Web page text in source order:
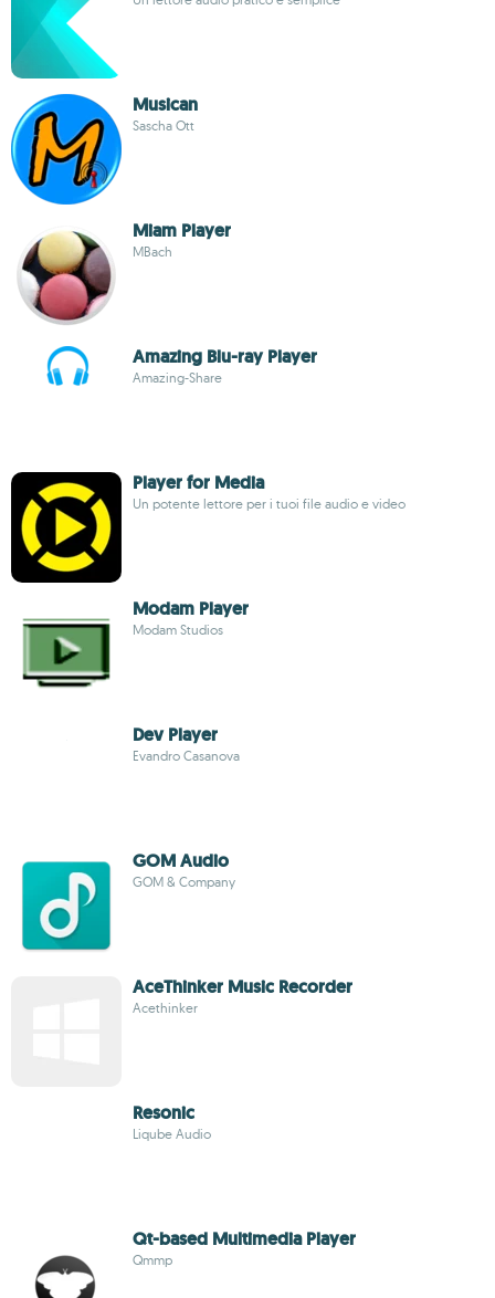
Musican
Sascha Ott
Miam Player
MBach
Amazing Blu-ray Player
Amazing-Share
Player for Media
Un potente lettore per i tuoi file audio e video
Modam Player
Modam Studios
Dev Player
Evandro Casanova
GOM Audio
GOM & Company
AceThinker Music Recorder
Acethinker
Resonic
Liqube Audio
Qt-based Multimedia Player
Qmmp